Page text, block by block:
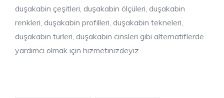
duşakabin çeşitleri, duşakabin ölçüleri, duşakabin
renkleri, duşakabin profilleri, duşakabin tekneleri,
duşakabin türleri, duşakabin cinsleri gibi alternatiflerde
yardımcı olmak için hizmetinizdeyiz.